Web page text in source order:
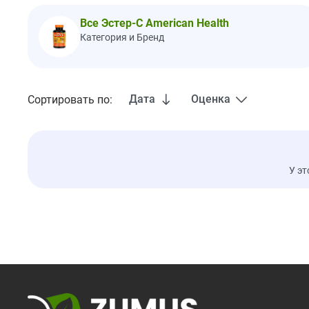
Все Эстер-С American Health
Категория и Бренд
Сортировать по: Дата Оценка
У